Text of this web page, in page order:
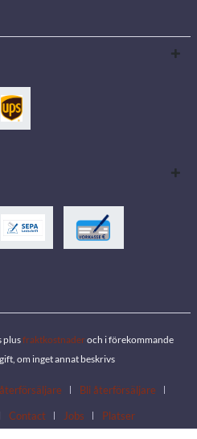
plusfraktkostnaderoch i förekommande
om inget annat beskrivs
Bli återförsäljare
Contact Jobs Platser